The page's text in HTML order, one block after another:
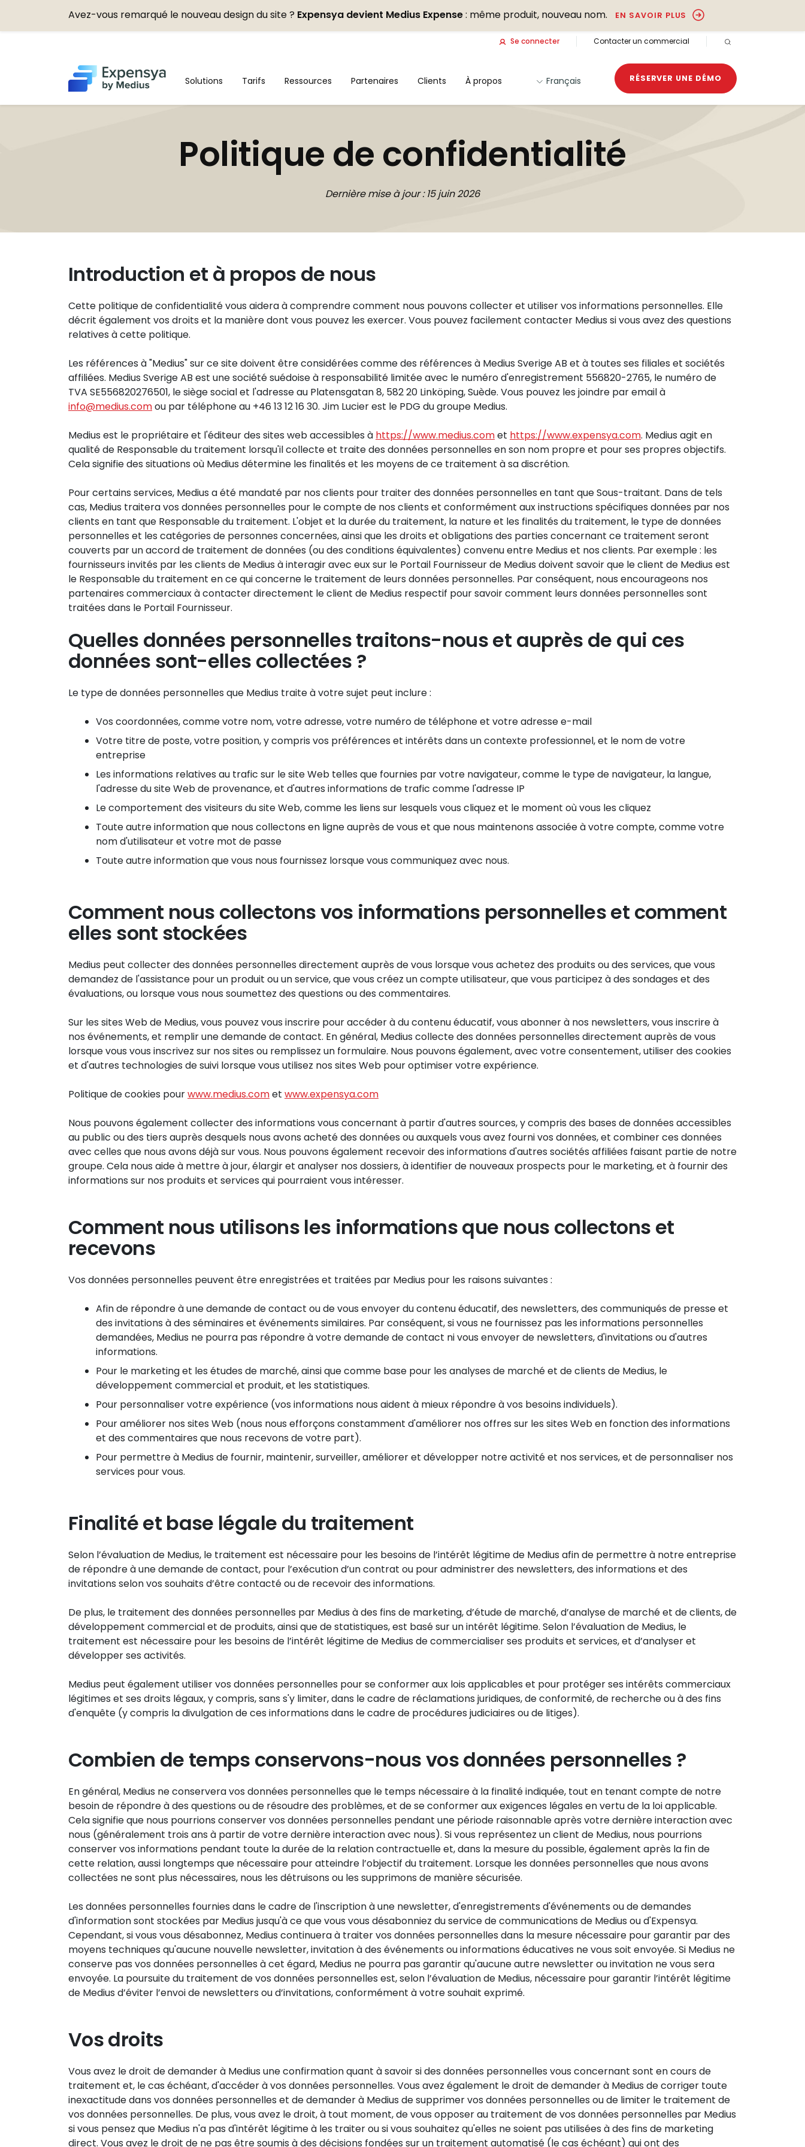
Avez-vous remarqué le nouveau design du site ? Expensya devient Medius Expense: même produit, nouveau nom. EN SAVOIR PLUS
Se connecter
Contacter un commercial
Expensya
Solutions Tarifs Ressources Partenaires Clients À propos Français RÉSERVER UNE DÉMO
Politique de confidentialité
Dernière mise à jour : 15 juin 2026
Introduction et à propos de nous
Cette politique de confidentialité vous aidera à comprendre comment nous pouvons collecter et utiliser vos informations personnelles. Elle
décrit également vos droits et la manière dont vous pouvez les exercer. Vous pouvez facilement contacter Medius si vous avez des questions
relatives à cette politique.
Les références à "Medius" sur ce site doivent être considérées comme des références à Medius Sverige AB et à toutes ses filiales et sociétés
affiliées. Medius Sverige AB est une société suédoise à responsabilité limitée avec le numéro d'enregistrement 556820-2765, le numéro de
TVA SE556820276501, le siège social et l'adresse au Platensgatan 8, 582 20 Linköping, Suède. Vous pouvez les joindre par email à
info@medius.comou par téléphone au +46 13 12 16 30. Jim Lucier est le PDG du groupe Medius.
Medius est le propriétaire et l'éditeur des sites web accessibles à https://www.medius.comet https://www.expensya.com. Medius agit en
qualité de Responsable du traitement lorsqu'il collecte et traite des données personnelles en son nom propre et pour ses propres objectifs.
Cela signifie des situations où Medius détermine les finalités et les moyens de ce traitement à sa discrétion.
Pour certains services, Medius a été mandaté par nos clients pour traiter des données personnelles en tant que Sous-traitant. Dans de tels
cas, Medius traitera vos données personnelles pour le compte de nos clients et conformément aux instructions spécifiques données par nos
clients en tant que Responsable du traitement. L'objet et la durée du traitement, la nature et les finalités du traitement, le type de données
personnelles et les catégories de personnes concernées, ainsi que les droits et obligations des parties concernant ce traitement seront
couverts par un accord de traitement de données (ou des conditions équivalentes) convenu entre Medius et nos clients. Par exemple : les
fournisseurs invités par les clients de Medius à interagir avec eux sur le Portail Fournisseur de Medius doivent savoir que le client de Medius est
le Responsable du traitement en ce qui concerne le traitement de leurs données personnelles. Par conséquent, nous encourageons nos
partenaires commerciaux à contacter directement le client de Medius respectif pour savoir comment leurs données personnelles sont
traitées dans le Portail Fournisseur.
Quelles données personnelles traitons-nous et auprès de qui ces
données sont-elles collectées ?
Le type de données personnelles que Medius traite à votre sujet peut inclure :
Vos coordonnées, comme votre nom, votre adresse, votre numéro de téléphone et votre adresse e-mail
Votre titre de poste, votre position, y compris vos préférences et intérêts dans un contexte professionnel, et le nom de votre
entreprise
Les informations relatives au trafic sur le site Web telles que fournies par votre navigateur, comme le type de navigateur, la langue,
l'adresse du site Web de provenance, et d'autres informations de trafic comme l'adresse IP
Le comportement des visiteurs du site Web, comme les liens sur lesquels vous cliquez et le moment où vous les cliquez
Toute autre information que nous collectons en ligne auprès de vous et que nous maintenons associée à votre compte, comme votre
nom d'utilisateur et votre mot de passe
Toute autre information que vous nous fournissez lorsque vous communiquez avec nous.
Comment nous collectons vos informations personnelles et comment
elles sont stockées
Medius peut collecter des données personnelles directement auprès de vous lorsque vous achetez des produits ou des services, que vous
demandez de l'assistance pour un produit ou un service, que vous créez un compte utilisateur, que vous participez à des sondages et des
évaluations, ou lorsque vous nous soumettez des questions ou des commentaires.
Sur les sites Web de Medius, vous pouvez vous inscrire pour accéder à du contenu éducatif, vous abonner à nos newsletters, vous inscrire à
nos événements, et remplir une demande de contact. En général, Medius collecte des données personnelles directement auprès de vous
lorsque vous vous inscrivez sur nos sites ou remplissez un formulaire. Nous pouvons également, avec votre consentement, utiliser des cookies
et d'autres technologies de suivi lorsque vous utilisez nos sites Web pour optimiser votre expérience.
Politique de cookies pourwww.medius.comet www.expensya.com
Nous pouvons également collecter des informations vous concernant à partir d'autres sources, y compris des bases de données accessibles
au public ou des tiers auprès desquels nous avons acheté des données ou auxquels vous avez fourni vos données, et combiner ces données
avec celles que nous avons déjà sur vous. Nous pouvons également recevoir des informations d'autres sociétés affiliées faisant partie de notre
groupe. Cela nous aide à mettre à jour, élargir et analyser nos dossiers, à identifier de nouveaux prospects pour le marketing, et à fournir des
informations sur nos produits et services qui pourraient vous intéresser.
Comment nous utilisons les informations que nous collectons et
recevons
Vos données personnelles peuvent être enregistrées et traitées par Medius pour les raisons suivantes :
Afin de répondre à une demande de contact ou de vous envoyer du contenu éducatif, des newsletters, des communiqués de presse et
des invitations à des séminaires et événements similaires. Par conséquent, si vous ne fournissez pas les informations personnelles
demandées, Medius ne pourra pas répondre à votre demande de contact ni vous envoyer de newsletters, d'invitations ou d'autres
informations.
Pour le marketing et les études de marché, ainsi que comme base pour les analyses de marché et de clients de Medius, le
développement commercial et produit, et les statistiques.
Pour personnaliser votre expérience (vos informations nous aident à mieux répondre à vos besoins individuels).
Pour améliorer nos sites Web (nous nous efforçons constamment d'améliorer nos offres sur les sites Web en fonction des informations
et des commentaires que nous recevons de votre part).
Pour permettre à Medius de fournir, maintenir, surveiller, améliorer et développer notre activité et nos services, et de personnaliser nos
services pour vous.
Finalité et base légale du traitement
Selon l’évaluation de Medius, le traitement est nécessaire pour les besoins de l’intérêt légitime de Medius afin de permettre à notre entreprise
de répondre à une demande de contact, pour l’exécution d’un contrat ou pour administrer des newsletters, des informations et des
invitations selon vos souhaits d’être contacté ou de recevoir des informations.
De plus, le traitement des données personnelles par Medius à des fins de marketing, d’étude de marché, d’analyse de marché et de clients, de
développement commercial et de produits, ainsi que de statistiques, est basé sur un intérêt légitime. Selon l’évaluation de Medius, le
traitement est nécessaire pour les besoins de l’intérêt légitime de Medius de commercialiser ses produits et services, et d’analyser et
développer ses activités.
Medius peut également utiliser vos données personnelles pour se conformer aux lois applicables et pour protéger ses intérêts commerciaux
légitimes et ses droits légaux, y compris, sans s'y limiter, dans le cadre de réclamations juridiques, de conformité, de recherche ou à des fins
d'enquête (y compris la divulgation de ces informations dans le cadre de procédures judiciaires ou de litiges).
Combien de temps conservons-nous vos données personnelles ?
En général, Medius ne conservera vos données personnelles que le temps nécessaire à la finalité indiquée, tout en tenant compte de notre
besoin de répondre à des questions ou de résoudre des problèmes, et de se conformer aux exigences légales en vertu de la loi applicable.
Cela signifie que nous pourrions conserver vos données personnelles pendant une période raisonnable après votre dernière interaction avec
nous (généralement trois ans à partir de votre dernière interaction avec nous). Si vous représentez un client de Medius, nous pourrions
conserver vos informations pendant toute la durée de la relation contractuelle et, dans la mesure du possible, également après la fin de
cette relation, aussi longtemps que nécessaire pour atteindre l’objectif du traitement. Lorsque les données personnelles que nous avons
collectées ne sont plus nécessaires, nous les détruisons ou les supprimons de manière sécurisée.
Les données personnelles fournies dans le cadre de l'inscription à une newsletter, d'enregistrements d'événements ou de demandes
d'information sont stockées par Medius jusqu'à ce que vous vous désabonniez du service de communications de Medius ou d'Expensya.
Cependant, si vous vous désabonnez, Medius continuera à traiter vos données personnelles dans la mesure nécessaire pour garantir par des
moyens techniques qu'aucune nouvelle newsletter, invitation à des événements ou informations éducatives ne vous soit envoyée. Si Medius ne
conserve pas vos données personnelles à cet égard, Medius ne pourra pas garantir qu'aucune autre newsletter ou invitation ne vous sera
envoyée. La poursuite du traitement de vos données personnelles est, selon l’évaluation de Medius, nécessaire pour garantir l’intérêt légitime
de Medius d’éviter l’envoi de newsletters ou d’invitations, conformément à votre souhait exprimé.
Vos droits
Vous avez le droit de demander à Medius une confirmation quant à savoir si des données personnelles vous concernant sont en cours de
traitement et, le cas échéant, d'accéder à vos données personnelles. Vous avez également le droit de demander à Medius de corriger toute
inexactitude dans vos données personnelles et de demander à Medius de supprimer vos données personnelles ou de limiter le traitement de
vos données personnelles. De plus, vous avez le droit, à tout moment, de vous opposer au traitement de vos données personnelles par Medius
si vous pensez que Medius n'a pas d'intérêt légitime à les traiter ou si vous souhaitez qu'elles ne soient pas utilisées à des fins de marketing
direct. Vous avez le droit de ne pas être soumis à des décisions fondées sur un traitement automatisé (le cas échéant) qui ont des